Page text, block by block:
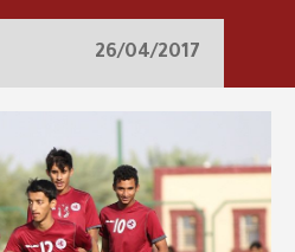
26/04/2017